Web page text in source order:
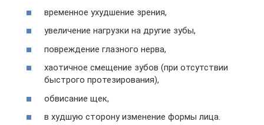
временное ухудшение зрения,
увеличение нагрузки на другие зубы,
повреждение глазного нерва,
хаотичное смещение зубов (при отсутствии
быстрого протезирования),
обвисание щек,
в худшую сторону изменение формы лица.